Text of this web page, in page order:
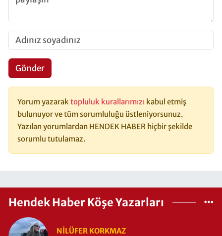
Gönder
Yorum yazaraktopluluk kurallarımızı kabul etmiş
bulunuyor ve tüm sorumluluğu üstleniyorsunuz.
Yazılan yorumlardan HENDEK HABER hiçbir şekilde
sorumlu tutulamaz.
Hendek Haber Köşe Yazarları
NILÜFER KORKMAZ